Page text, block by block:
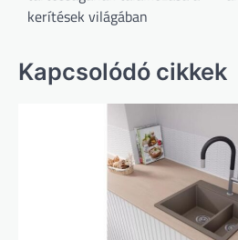
kerítések világában
Kapcsolódó cikkek